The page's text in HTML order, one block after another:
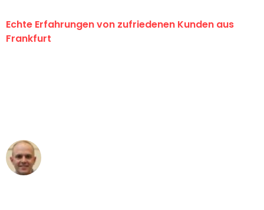
Echte Erfahrungen von zufriedenen Kunden aus
Frankfurt